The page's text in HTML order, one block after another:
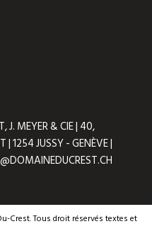
J. MEYER & CIE | 40,
| 1254 JUSSY - GENÈVE |
Crest. Tous droit réservés textes et